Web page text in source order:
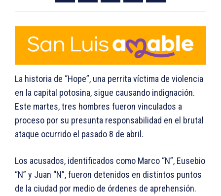
La historia de “Hope”, una perrita víctima de violencia
en la capital potosina, sigue causando indignación.
Este martes, tres hombres fueron vinculados a
proceso por su presunta responsabilidad en el brutal
ataque ocurrido el pasado 8 de abril.
Los acusados, identificados como Marco “N”, Eusebio
“N” y Juan “N”, fueron detenidos en distintos puntos
de la ciudad por medio de órdenes de aprehensión.